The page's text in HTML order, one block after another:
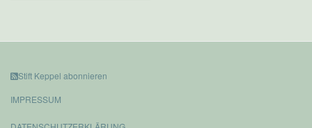
Stift Keppel abonnieren
IMPRESSUM